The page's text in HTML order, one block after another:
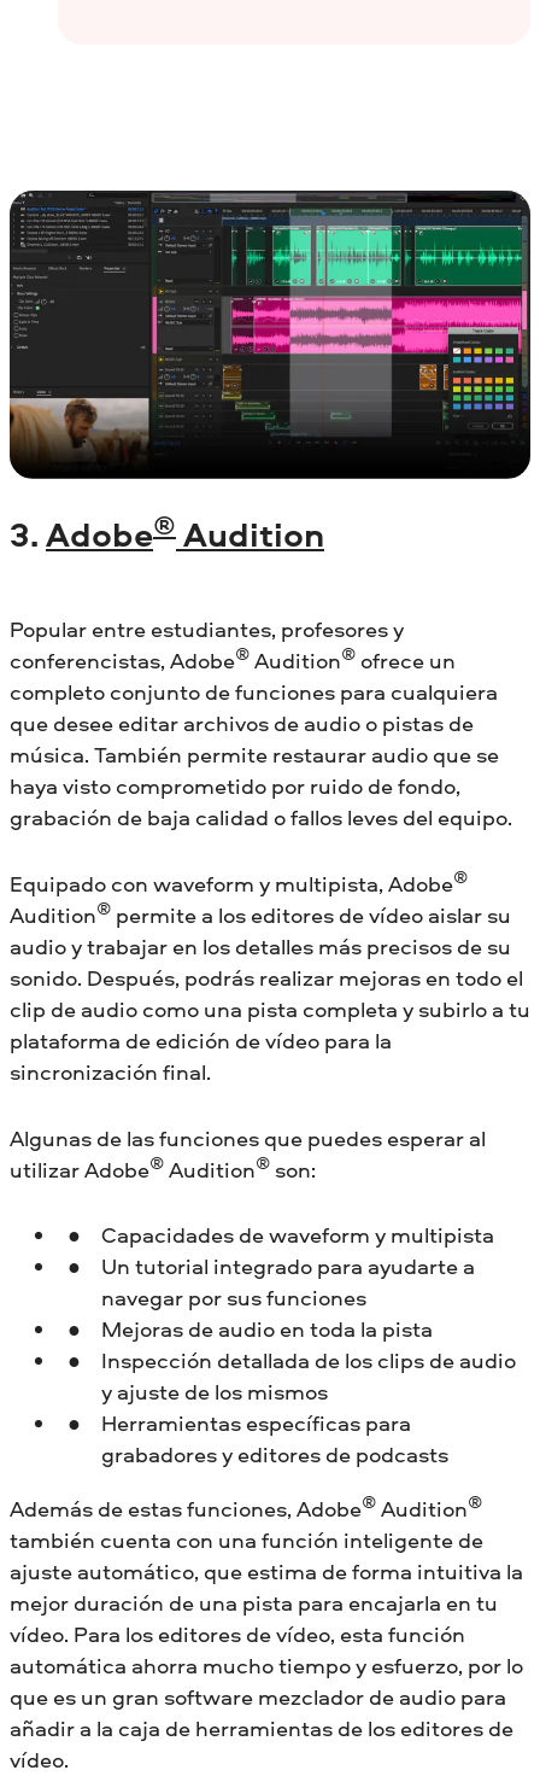
3.Adobe® Audition
Popular entre estudiantes, profesores y
conferencistas, Adobe®Audition® ofrece un
completo conjunto de funciones para cualquiera
que desee editar archivos de audio o pistas de
música. También permite restaurar audio que se
haya visto comprometido por ruido de fondo,
grabación de baja calidad o fallos leves del equipo.
Equipado con waveform y multipista, Adobe®
Audition® permite a los editores de vídeo aislar su
audio y trabajar en los detalles más precisos de su
sonido. Después, podrás realizar mejoras en todo el
clip de audio como una pista completa y subirlo a tu
plataforma de edición de vídeo para la
sincronización final.
Algunas de las funciones que puedes esperar al
utilizar Adobe®Audition® son:
Capacidades de waveform y multipista
Un tutorial integrado para ayudarte a
navegar por sus funciones
Mejoras de audio en toda la pista
Inspección detallada de los clips de audio
y ajuste de los mismos
Herramientas específicas para
grabadores y editores de podcasts
Además de estas funciones, Adobe®Audition®
también cuenta con una función inteligente de
ajuste automático, que estima de forma intuitiva la
mejor duración de una pista para encajarla en tu
vídeo. Para los editores de vídeo, esta función
automática ahorra mucho tiempo y esfuerzo, por lo
que es un gran software mezclador de audio para
añadir a la caja de herramientas de los editores de
vídeo.